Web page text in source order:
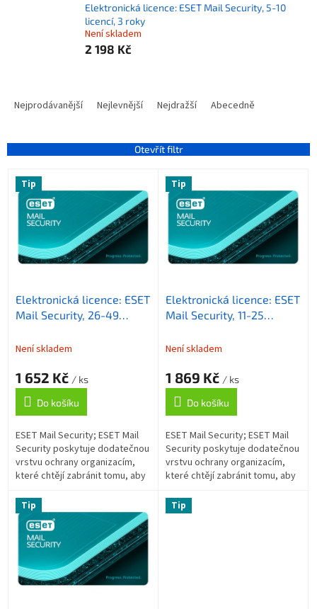
Elektronická licence: ESET Mail Security, 5-10
licencí, 3 roky
Není skladem
2 198 Kč
Nejprodávanější Nejlevnější Nejdražší Abecedně
Otevřít filtr
Tip
Elektronická licence: ESET
Mail Security, 26-49
Není skladem
1 652 Kč / ks
Do košíku
ESET Mail Security; ESET Mail
Security poskytuje dodatečnou
vrstvu ochrany organizacím,
které chtějí zabránit tomu, aby
v síti. Antispam; Tato...
Tip
Elektronická licence: ESET
Mail Security, 11-25
Není skladem
1 869 Kč / ks
Do košíku
ESET Mail Security; ESET Mail
Security poskytuje dodatečnou
vrstvu ochrany organizacím,
které chtějí zabránit tomu, aby
v síti. Antispam; Tato...
Tip Tip